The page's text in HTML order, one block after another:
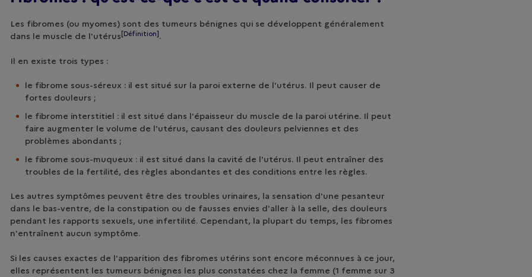
Les fibromes (ou myomes) sont des tumeurs bénignes qui se développent généralement
dans le muscle de l'utérus [Définition] .
Il en existe trois types :
le fibrome sous-séreux : il est situé sur la paroi externe de l'utérus. Il peut causer de
fortes douleurs ;
le fibrome interstitiel : il est situé dans l'épaisseur du muscle de la paroi utérine. Il peut
faire augmenter le volume de l'utérus, causant des douleurs pelviennes et des
problèmes abondants ;
le fibrome sous-muqueux : il est situé dans la cavité de l'utérus. Il peut entraîner des
troubles de la fertilité, des règles abondantes et des conditions entre les règles.
Les autres symptômes peuvent être des troubles urinaires, la sensation d'une pesanteur
dans le bas-ventre, de la constipation ou de fausses envies d'aller à la selle, des douleurs
pendant les rapports sexuels, une infertilité. Cependant, la plupart du temps, les fibromes
n'entraînent aucun symptôme.
Si les causes exactes de l'apparition des fibromes utérins sont encore méconnues à ce jour,
elles représentent les tumeurs bénignes les plus constatées chez la femme (1 femme sur 3